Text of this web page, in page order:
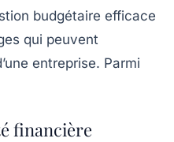
budgétaire efficace
qui peuvent
entreprise. Parmi
financière